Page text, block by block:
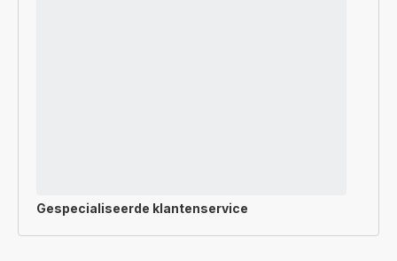
Gespecialiseerde klantenservice